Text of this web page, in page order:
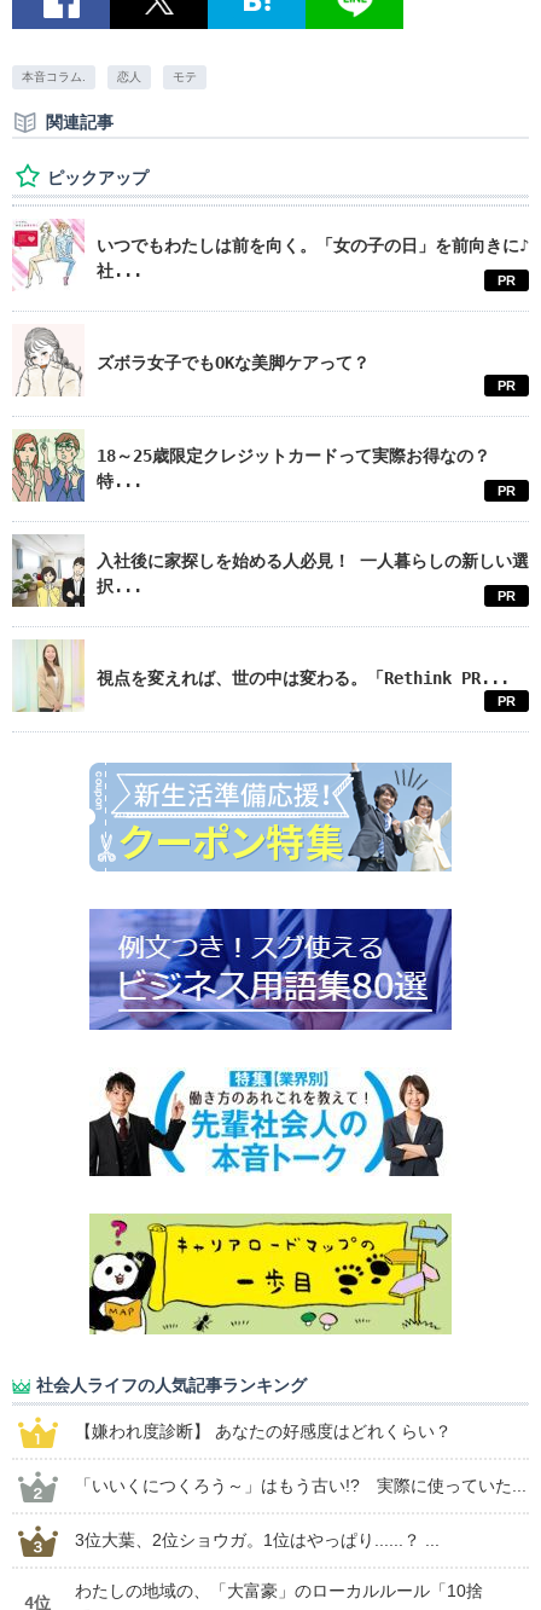
本音コラム. 恋人 モテ
関連記事
ピックアップ
いつでもわたしは前を向く。「女の子の日」を前向きに♪
社...
PR
ズボラ女子でもOKな美脚ケアって？
PR
18～25歳限定クレジットカードって実際お得なの？
特...
PR
入社後に家探しを始める人必見！ 一人暮らしの新しい選
択...
PR
視点を変えれば、世の中は変わる。「Rethink PR...
PR
社会人ライフの人気記事ランキング
【嫌われ度診断】 あなたの好感度はどれくらい？
「いいくにつくろう～」はもう古い!? 実際に使っていた...
3位大葉、2位ショウガ。1位はやっぱり......？ ...
4位
わたしの地域の、「大富豪」のローカルルール「10捨